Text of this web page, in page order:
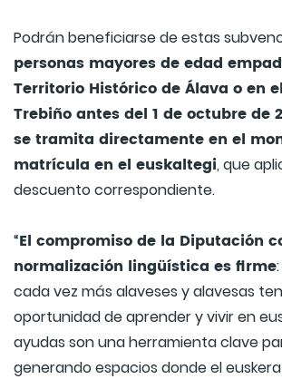
Podrán beneficiarse de estas
personas mayores de edad
Territorio Histórico de Álava o en
Trebiño antes del 1 de octubre de
se tramita directamente en el
matrícula en el euskaltegi, que
descuento correspondiente.
“El compromiso de la Diputación
normalización lingüística es firme
cada vez más alaveses y alavesas
oportunidad de aprender y vivir en
ayudas son una herramienta clave
generando espacios donde el